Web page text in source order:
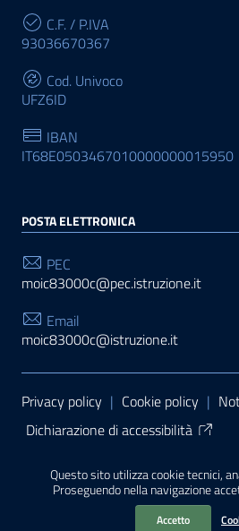
Questo sito utilizza cookie tecnici,
Proseguendo nella navigazione
Accetto
C.F. / P.IVA
93036670367
Cod. Univoco
UFZ6ID
IBAN
IT68E0503467010000000015950
POSTA ELETTRONICA
PEC
moic83000c@pec.istruzione.it
Email
moic83000c@istruzione.it
Sezione Link Utili
Privacy policy | Cookie policy |
Dichiarazione di accessibilità
PA di AgID
| Realizzato con